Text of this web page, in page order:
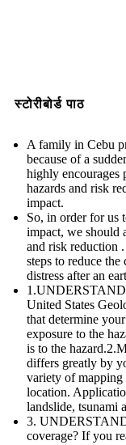
स्टोरीबोर्ड पाठ
A family in Cebu
because of a
highly encourages
hazards and risk
impact.
So, in order for us
impact, we should
and risk reduction
steps to reduce
distress after an
United States
that determine
exposure to the
is to the
differs greatly by
variety of mapping
location.
landslide, tsunami
3.
coverage? If you